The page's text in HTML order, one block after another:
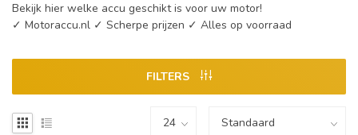
Bekijk hier welke accu geschikt is voor uw motor!
✓ Motoraccu.nl ✓ Scherpe prijzen ✓ Alles op voorraad
FILTERS